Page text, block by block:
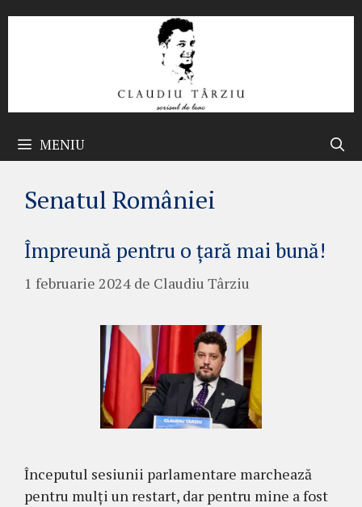
MENIU
Senatul României
Împreună pentru o țară mai bună!
1 februarie 2024 de Claudiu Târziu
Începutul sesiunii parlamentare marchează
pentru mulți un restart, dar pentru mine a fost